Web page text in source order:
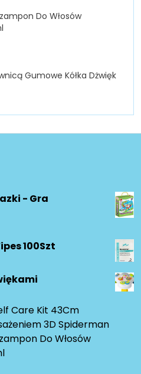
Do Włosów
Gumowe Kółka Dżwięk
- Gra
100Szt
Care Kit 43Cm
3D Spiderman
Do Włosów